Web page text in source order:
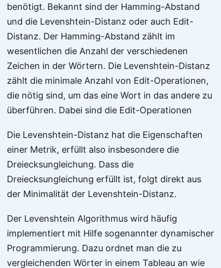
benötigt. Bekannt sind der Hamming-Abstand
und die Levenshtein-Distanz oder auch Edit-
Distanz. Der Hamming-Abstand zählt im
wesentlichen die Anzahl der verschiedenen
Zeichen in der Wörtern. Die Levenshtein-Distanz
zählt die minimale Anzahl von Edit-Operationen,
die nötig sind, um das eine Wort in das andere zu
überführen. Dabei sind die Edit-Operationen
Die Levenshtein-Distanz hat die Eigenschaften
einer Metrik, erfüllt also insbesondere die
Dreiecksungleichung. Dass die
Dreiecksungleichung erfüllt ist, folgt direkt aus
der Minimalität der Levenshtein-Distanz.
Der Levenshtein Algorithmus wird häufig
implementiert mit Hilfe sogenannter dynamischer
Programmierung. Dazu ordnet man die zu
vergleichenden Wörter in einem Tableau an wie